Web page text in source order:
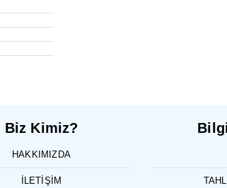
Biz Kimiz?
HAKKIMIZDA
İLETIŞIM